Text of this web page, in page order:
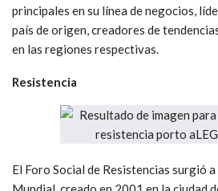
principales en su línea de negocios,
país de origen, creadores de
en las regiones respectivas.
Resistencia
El Foro Social de Resistencias surgió